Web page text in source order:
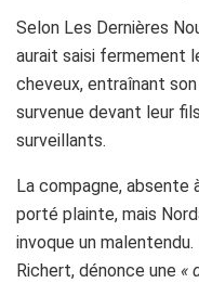
Selon Les Dernières
aurait saisi fermement
cheveux, entraînant
survenue devant leur
surveillants.
La compagne, absente
porté plainte, mais
invoque un
Richert, dénonce une «